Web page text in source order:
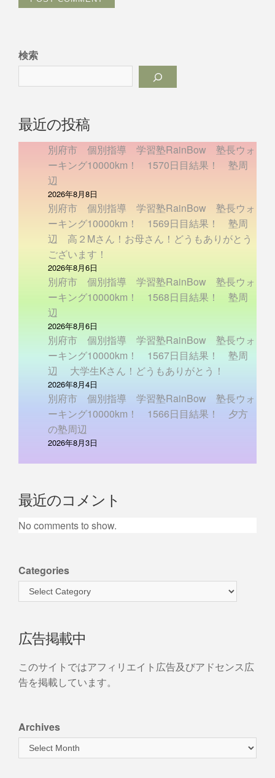
検索
最近の投稿
別府市 個別指導 学習塾RainBow 塾長ウォ
ーキング10000km！ 1570日目結果！ 塾周
辺
2026年8月8日
別府市 個別指導 学習塾RainBow 塾長ウォ
ーキング10000km！ 1569日目結果！ 塾周
辺 高２Mさん！お母さん！どうもありがとう
ございます！
2026年8月6日
別府市 個別指導 学習塾RainBow 塾長ウォ
ーキング10000km！ 1568日目結果！ 塾周
辺
2026年8月6日
別府市 個別指導 学習塾RainBow 塾長ウォ
ーキング10000km！ 1567日目結果！ 塾周
辺 大学生Kさん！どうもありがとう！
2026年8月4日
別府市 個別指導 学習塾RainBow 塾長ウォ
ーキング10000km！ 1566日目結果！ 夕方
の塾周辺
2026年8月3日
最近のコメント
No comments to show.
Categories
広告掲載中
このサイトではアフィリエイト広告及びアドセンス広
告を掲載しています。
Archives